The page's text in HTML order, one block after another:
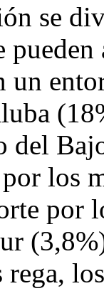
se
un
del
los
por
rega,